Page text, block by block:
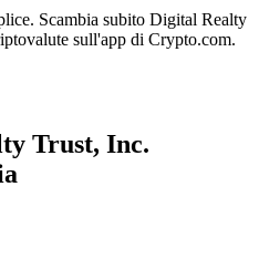
Scambia subito Digital Realty
sull'app di Crypto.com.
Trust, Inc.